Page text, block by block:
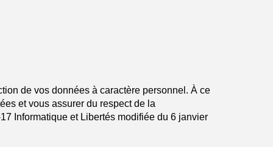
de vos données à caractère personnel. À ce
et vous assurer du respect de la
Informatique et Libertés modifiée du 6 janvier